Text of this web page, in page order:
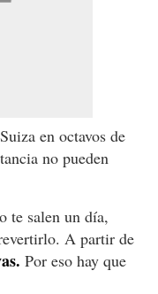
en octavos de
no pueden
te salen un día,
A partir de
Por eso hay que